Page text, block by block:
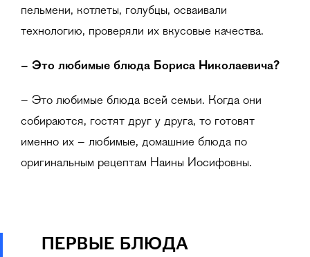
пельмени, котлеты, голубцы, осваивали
технологию, проверяли их вкусовые качества.
– Это любимые блюда Бориса Николаевича?
– Это любимые блюда всей семьи. Когда они
собираются, гостят друг у друга, то готовят
именно их – любимые, домашние блюда по
оригинальным рецептам Наины Иосифовны.
ПЕРВЫЕ БЛЮДА